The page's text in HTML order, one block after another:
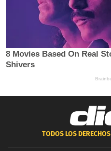
TODOS LOS